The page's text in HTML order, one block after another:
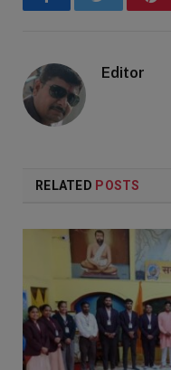
FacebookTwitter
Editor
RELATED POSTS